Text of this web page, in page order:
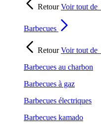
RetourVoir tout de
Barbecues
RetourVoir tout de
Barbecues au charbon
Barbecues à gaz
Barbecues électriques
Barbecues kamado